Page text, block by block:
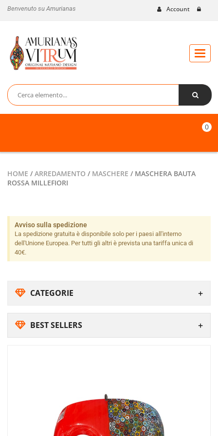
Benvenuto su Amurianas Account
Toggle
0
HOME / ARREDAMENTO / MASCHERE / MASCHERA BAUTA
ROSSA MILLEFIORI
Avviso sulla spedizione
La spedizione gratuita è disponibile solo per i paesi all'interno
dell'Unione Europea. Per tutti gli altri è prevista una tariffa unica di
40€.
CATEGORIE
BEST SELLERS